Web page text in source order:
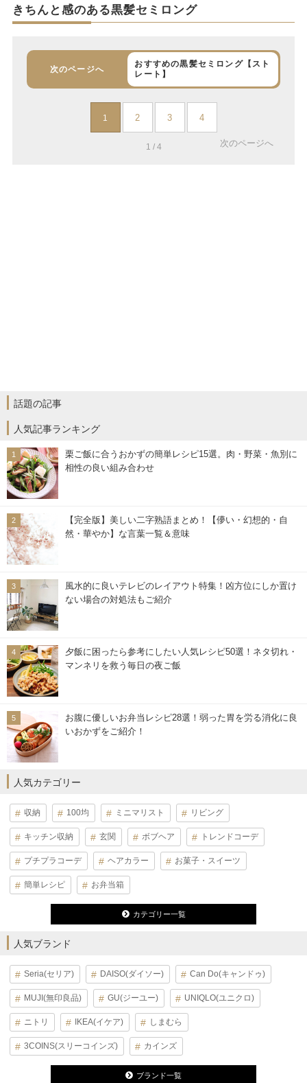
きちんと感のある黒髪セミロング
次のページへ
おすすめの黒髪セミロング【スト
レート】
1 2 3 4
1 / 4 次のページへ
話題の記事
人気記事ランキング
栗ご飯に合うおかずの簡単レシピ15選。肉・野菜・魚別に
相性の良い組み合わせ
【完全版】美しい二字熟語まとめ！【儚い・幻想的・自
然・華やか】な言葉一覧＆意味
風水的に良いテレビのレイアウト特集！凶方位にしか置け
ない場合の対処法もご紹介
夕飯に困ったら参考にしたい人気レシピ50選！ネタ切れ・
マンネリを救う毎日の夜ご飯
お腹に優しいお弁当レシピ28選！弱った胃を労る消化に良
いおかずをご紹介！
人気カテゴリー
収納 100均 ミニマリスト リビング
キッチン収納 玄関 ボブヘア トレンドコーデ
プチプラコーデ ヘアカラー お菓子・スイーツ
簡単レシピ お弁当箱
カテゴリー一覧
人気ブランド
Seria(セリア) DAISO(ダイソー) Can Do(キャンドゥ)
MUJI(無印良品) GU(ジーユー) UNIQLO(ユニクロ)
ニトリ IKEA(イケア) しまむら
3COINS(スリーコインズ) カインズ
ブランド一覧